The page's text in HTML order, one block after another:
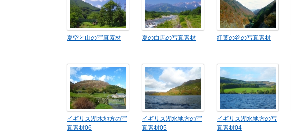
夏空と山の写真素材 夏の白馬の写真素材 紅葉の谷の写真素材
イギリス湖水地方の写
真素材06
イギリス湖水地方の写
真素材05
イギリス湖水地方の写
真素材04